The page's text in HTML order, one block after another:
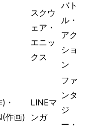
スクウ
ェア・
エニッ
クス
バト
ル・
アク
ショ
ン
・
作画)
LINEマ
ンガ
ファ
ンタ
ジ
ー・